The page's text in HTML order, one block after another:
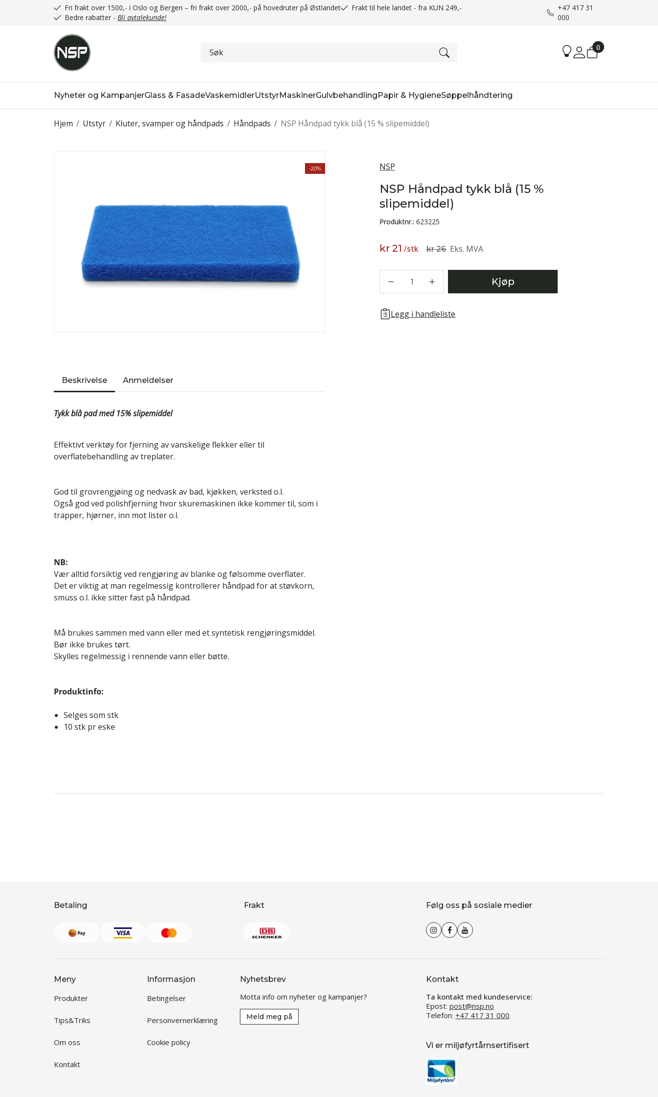
Fri frakt over 1500,- i Oslo og Bergen – fri frakt over 2000,- på hovedruter på Østlandet
Frakt til hele landet - fra KUN 249,-
Bedre rabatter - Bli avtalekunde!
+47 417 31
000
0
Nyheter og KampanjerGlass & FasadeVaskemidlerUtstyrMaskinerGulvbehandlingPapir & HygieneSøppelhåndtering
/
Hjem /
Utstyr /
Kluter, svamper og håndpads /
Håndpads NSP Håndpad tykk blå (15 % slipemiddel)
-20% NSP
NSP Håndpad tykk blå (15 %
slipemiddel)
Produktnr.: 623225
kr 21 /stk kr 26 Eks. MVA
1 Kjøp
Legg i handleliste
Beskrivelse Anmeldelser
Tykk blå pad med 15% slipemiddel
Effektivt verktøy for fjerning av vanskelige flekker eller til
overflatebehandling av treplater.
God til grovrengjøing og nedvask av bad, kjøkken, verksted o.l.
Også god ved polishfjerning hvor skuremaskinen ikke kommer til, som i
trapper, hjørner, inn mot lister o.l.
NB:
Vær alltid forsiktig ved rengjøring av blanke og følsomme overflater.
Det er viktig at man regelmessig kontrollerer håndpad for at støvkorn,
smuss o.l. ikke sitter fast på håndpad.
Må brukes sammen med vann eller med et syntetisk rengjøringsmiddel.
Bør ikke brukes tørt.
Skylles regelmessig i rennende vann eller bøtte.
Produktinfo:
Selges som stk
10 stk pr eske
Betaling Frakt Følg oss på sosiale medier
Meny
Produkter
Tips&Triks
Om oss
Kontakt
Informasjon
Betingelser
Personvernerklæring
Cookie policy
Nyhetsbrev
Motta info om nyheter og kampanjer?
Meld meg på
Kontakt
Ta kontakt med kundeservice:
Epost: post@nsp.no
Telefon: +47 417 31 000
Vi er miljøfyrtårnsertifisert